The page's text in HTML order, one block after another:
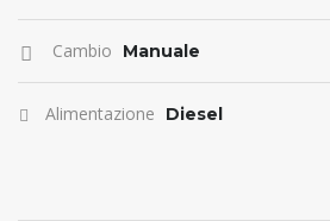
Cambio Manuale
Alimentazione Diesel